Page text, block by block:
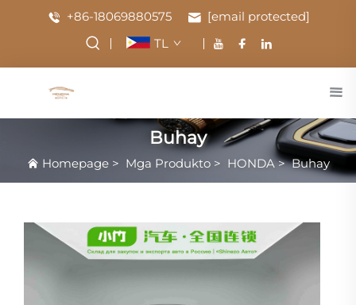
+86-18069880575
[email protected]
TL
Buhay
Homepage> Mga Produkto> HONDA>Buhay